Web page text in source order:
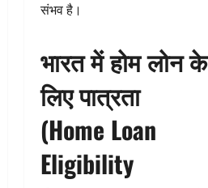
संभव है।
भारत में होम लोन के
लिए पात्रता
(Home Loan
Eligibility